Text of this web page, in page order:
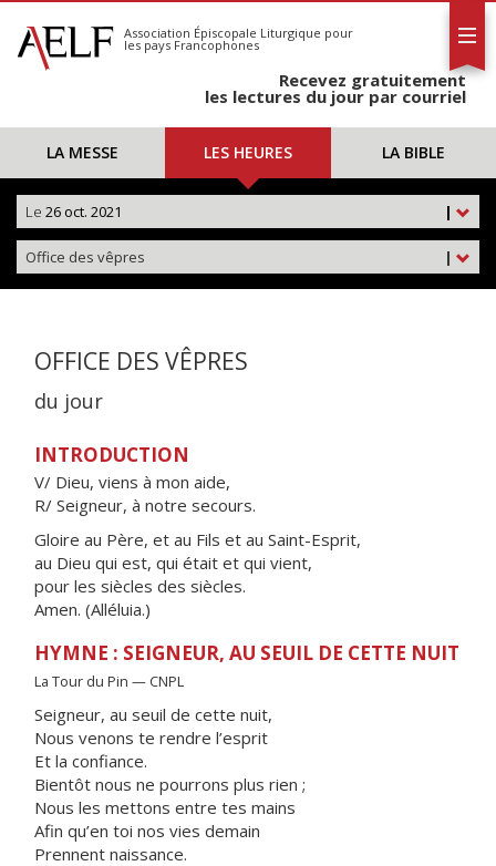
S'abonner
Calendrier
Association Épiscopale Liturgique pour
les pays Francophones
Recevez gratuitement
les lectures du jour par courriel
LA MESSE LES HEURES LA BIBLE
|
Le 26 oct. 2021
|
Office des vêpres
OFFICE DES VÊPRES
du jour
INTRODUCTION
V/ Dieu, viens à mon aide,
R/ Seigneur, à notre secours.
Gloire au Père, et au Fils et au Saint-Esprit,
au Dieu qui est, qui était et qui vient,
pour les siècles des siècles.
Amen. (Alléluia.)
HYMNE : SEIGNEUR, AU SEUIL DE CETTE NUIT
La Tour du Pin — CNPL
Seigneur, au seuil de cette nuit,
Nous venons te rendre l’esprit
Et la confiance.
Bientôt nous ne pourrons plus rien ;
Nous les mettons entre tes mains
Afin qu’en toi nos vies demain
Prennent naissance.